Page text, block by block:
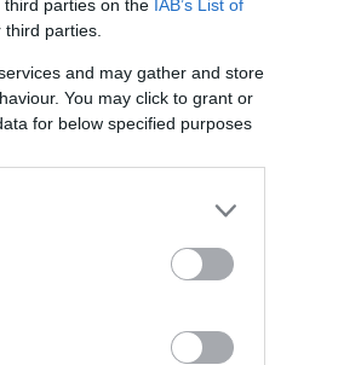
parties on the IAB’s List of
parties.
and may gather and store
You may click to grant or
for below specified purposes
η μείωση